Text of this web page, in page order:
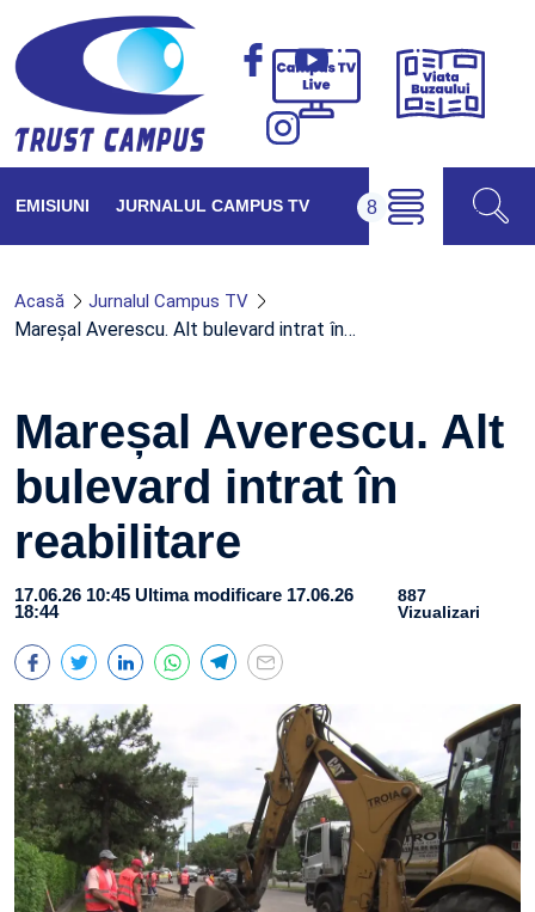
Campus
Viața
EMISIUNI JURNALUL CAMPUS TV
Acasă Jurnalul Campus TV
Mareșal Averescu. Alt bulevard intrat în…
Mareșal Averescu. Alt
bulevard intrat în
reabilitare
17.06.26 10:45 Ultima modificare 17.06.26
18:44
887
Vizualizari